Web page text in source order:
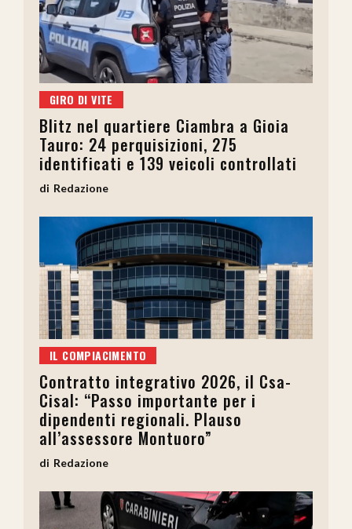
GIRO DI VITE
Blitz nel quartiere Ciambra a Gioia
Tauro: 24 perquisizioni, 275
identificati e 139 veicoli controllati
Redazione
IL COMPIACIMENTO
Contratto integrativo 2026, il Csa-
Cisal: “Passo importante per i
dipendenti regionali. Plauso
all’assessore Montuoro”
Redazione